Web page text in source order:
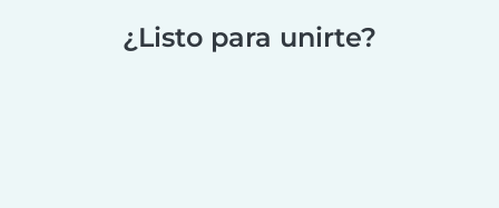
¿Listo para unirte?